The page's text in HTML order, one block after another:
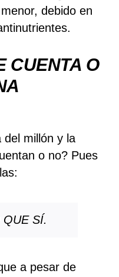
debido en
CUENTA O
del millón y la
o no? Pues
SÍ.
a pesar de